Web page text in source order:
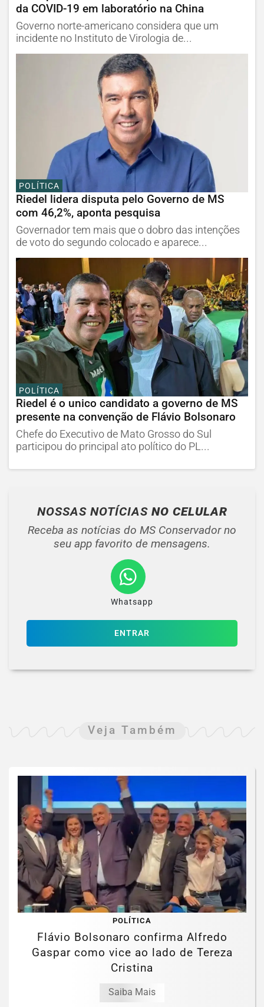
da COVID-19 em laboratório na China
Governo norte-americano considera que um
incidente no Instituto de Virologia de...
POLÍTICA
Riedel lidera disputa pelo Governo de MS
com 46,2%, aponta pesquisa
Governador tem mais que o dobro das intenções
de voto do segundo colocado e aparece...
POLÍTICA
Riedel é o unico candidato a governo de MS
presente na convenção de Flávio Bolsonaro
Chefe do Executivo de Mato Grosso do Sul
participou do principal ato político do PL...
NOSSAS NOTÍCIAS NO CELULAR
Receba as notícias do MS Conservador no
seu app favorito de mensagens.
Whatsapp
ENTRAR
Veja Também
POLÍTICA
Flávio Bolsonaro confirma Alfredo
Gaspar como vice ao lado de Tereza
Cristina
Saiba Mais